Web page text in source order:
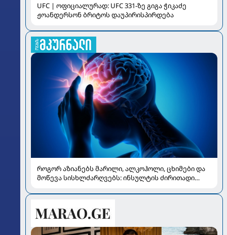
UFC | ოფიციალურად: UFC 331-ზე გიგა ჭიკაძე
ჟოანდერსონ ბრიტოს დაუპირისპირდება
როგორ აზიანებს მარილი, ალკოჰოლი, ცხიმები და
მოწევა სისხლძარღვებს: ინსულტის ძირითადი